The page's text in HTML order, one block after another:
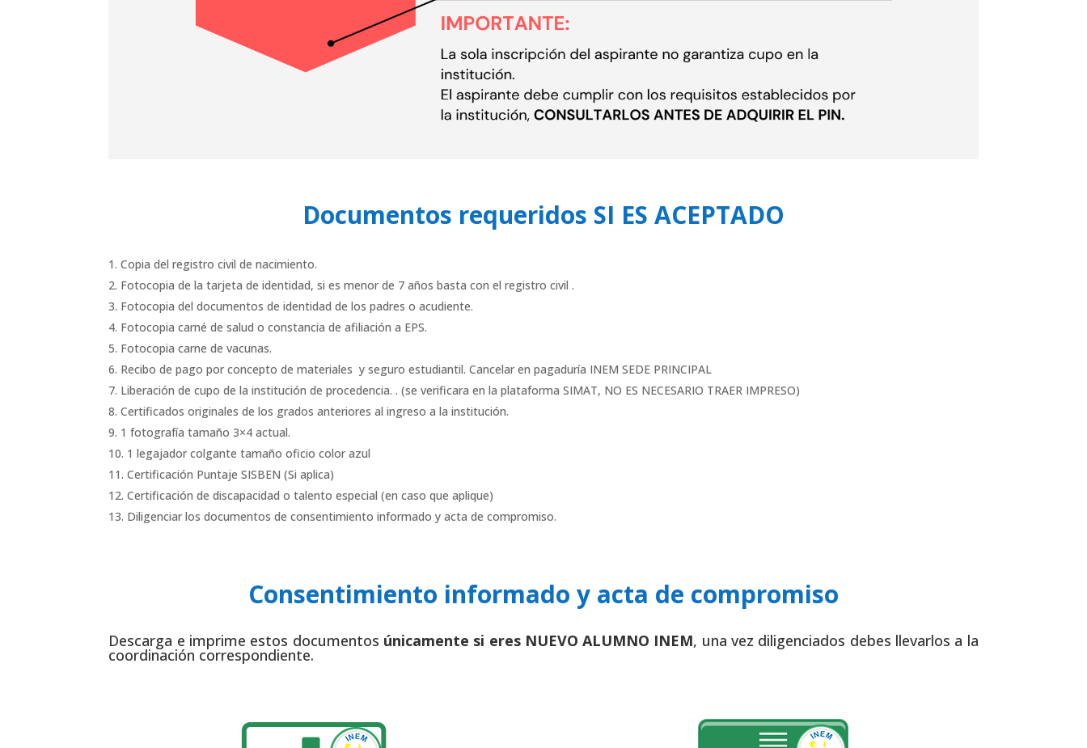
Documentos requeridos SI ES ACEPTADO
Copia del registro civil de nacimiento.
Fotocopia de la tarjeta de identidad, si es menor de 7 años basta con el registro civil .
Fotocopia del documentos de identidad de los padres o acudiente.
Fotocopia carné de salud o constancia de afiliación a EPS.
Fotocopia carne de vacunas.
Recibo de pago por concepto de materiales y seguro estudiantil. Cancelar en pagaduría INEM SEDE PRINCIPAL
Liberación de cupo de la institución de procedencia. . (se verificara en la plataforma SIMAT, NO ES NECESARIO TRAER IMPRESO)
Certificados originales de los grados anteriores al ingreso a la institución.
1 fotografía tamaño 3×4 actual.
1 legajador colgante tamaño oficio color azul
Certificación Puntaje SISBEN (Si aplica)
Certificación de discapacidad o talento especial (en caso que aplique)
Diligenciar los documentos de consentimiento informado y acta de compromiso.
Consentimiento informado y acta de compromiso
Descarga e imprime estos documentos únicamente si eres NUEVO ALUMNO INEM, una vez diligenciados debes llevarlos a la
coordinación correspondiente.